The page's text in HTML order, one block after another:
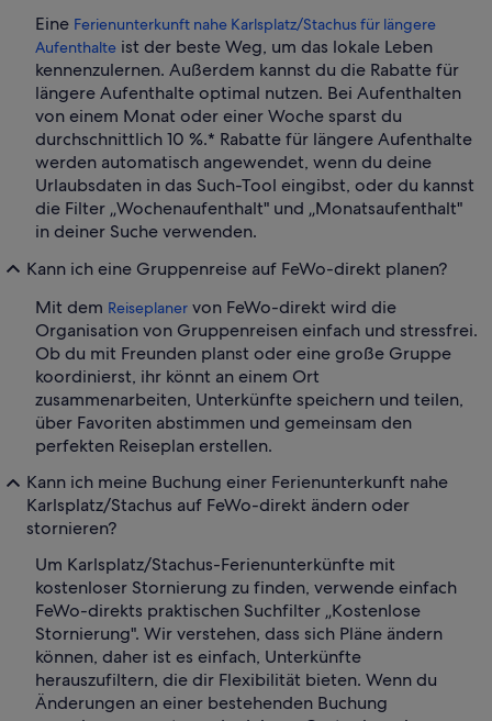
Eine Ferienunterkunft nahe Karlsplatz/Stachus für längere
Aufenthalte ist der beste Weg, um das lokale Leben
kennenzulernen. Außerdem kannst du die Rabatte für
längere Aufenthalte optimal nutzen. Bei Aufenthalten
von einem Monat oder einer Woche sparst du
durchschnittlich 10 %.* Rabatte für längere Aufenthalte
werden automatisch angewendet, wenn du deine
Urlaubsdaten in das Such-Tool eingibst, oder du kannst
die Filter „Wochenaufenthalt" und „Monatsaufenthalt"
in deiner Suche verwenden.
Kann ich eine Gruppenreise auf FeWo-direkt planen?
Mit dem Reiseplaner von FeWo-direkt wird die
Organisation von Gruppenreisen einfach und stressfrei.
Ob du mit Freunden planst oder eine große Gruppe
koordinierst, ihr könnt an einem Ort
zusammenarbeiten, Unterkünfte speichern und teilen,
über Favoriten abstimmen und gemeinsam den
perfekten Reiseplan erstellen.
Kann ich meine Buchung einer Ferienunterkunft nahe
Karlsplatz/Stachus auf FeWo-direkt ändern oder
stornieren?
Um Karlsplatz/Stachus-Ferienunterkünfte mit
kostenloser Stornierung zu finden, verwende einfach
FeWo-direkts praktischen Suchfilter „Kostenlose
Stornierung". Wir verstehen, dass sich Pläne ändern
können, daher ist es einfach, Unterkünfte
herauszufiltern, die dir Flexibilität bieten. Wenn du
Änderungen an einer bestehenden Buchung